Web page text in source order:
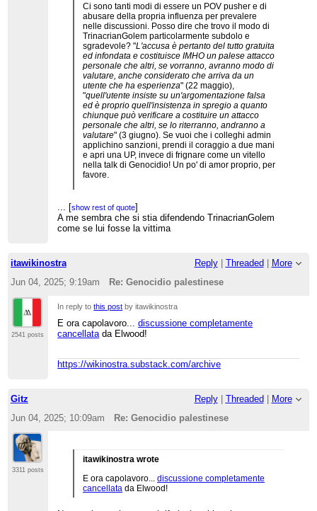
Ci sono tanti modi di essere un POV pusher e di
abusare della propria influenza per prevalere
nelle discussioni. Posso dire che trovo il modo di
TrinacrianGolem particolarmente subdolo e
sgradevole? "L'accusa è pertanto del tutto gratuita
ed infondata e costituisce IMHO un palese attacco
personale che altri, se vorranno, avranno modo di
valutare, anche considerato che arriva da un
utente che ha esperienza" (22 maggio),
"quell'utente insiste su un'argomentazione falsa
ed è proprio quell'insistenza in spregio a quanto
chiunque può verificare a costituire un attacco
personale che altri, se lo riterranno, andranno a
valutare" (3 giugno). Se vuoi che i colleghi admin
applichino sanzioni, prendi il coraggio a due mani
e apri una UP, invece di frignare come un vitello
nella talk di Genocidio! Un po' di amor proprio, per
favore.
riferisse a Hominis, il quale è appena
intervenutoper dargli due (civili, approriate)
sberle. Avevo inteso che la seconda volta TG si
riferisse a IvanScrooge98, non a Hominis, ma
ennesima lezioncinasu
pacati e rispettosi, assumere la buona fede, ecc.,
... [show rest of quote]
A me sembra che si stia difendendo TrinacrianGolem
come se lui fosse la vittima
itawikinostra Reply| Threaded
More
Jun 04, 2025; 9:19am
Re: Genocidio palestinese
2541 posts
In reply tothis post by itawikinostra
E ora capolavoro...discussione completamente
cancellatada Elwood!
https://wikinostra.substack.com/archive
Gitz Reply| Threaded | More
Jun 04, 2025; 10:09am
Re: Genocidio palestinese
3311 posts
itawikinostra wrote
E ora capolavoro...discussione completamente
cancellata da Elwood!